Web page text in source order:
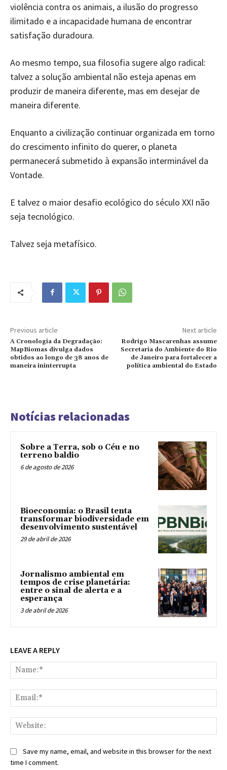
violência contra os animais, a ilusão do progresso
ilimitado e a incapacidade humana de encontrar
satisfação duradoura.
Ao mesmo tempo, sua filosofia sugere algo radical:
talvez a solução ambiental não esteja apenas em
produzir de maneira diferente, mas em desejar de
maneira diferente.
Enquanto a civilização continuar organizada em torno
do crescimento infinito do querer, o planeta
permanecerá submetido à expansão interminável da
Vontade.
E talvez o maior desafio ecológico do século XXI não
seja tecnológico.
Talvez seja metafísico.
Previous article
A Cronologia da Degradação:
MapBiomas divulga dados
obtidos ao longo de 38 anos de
maneira ininterrupta
Next article
Rodrigo Mascarenhas assume
Secretaria do Ambiente do Rio
de Janeiro para fortalecer a
política ambiental do Estado
Notícias relacionadas
Sobre a Terra, sob o Céu e no
terreno baldio
6 de agosto de 2026
Bioeconomia: o Brasil tenta
transformar biodiversidade em
desenvolvimento sustentável
29 de abril de 2026
Jornalismo ambiental em
tempos de crise planetária:
entre o sinal de alerta e a
esperança
3 de abril de 2026
LEAVE A REPLY
Save my name, email, and website in this browser for the next
time I comment.